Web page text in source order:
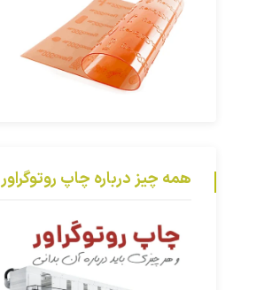
همه چیز درباره چاپ روتوگراور